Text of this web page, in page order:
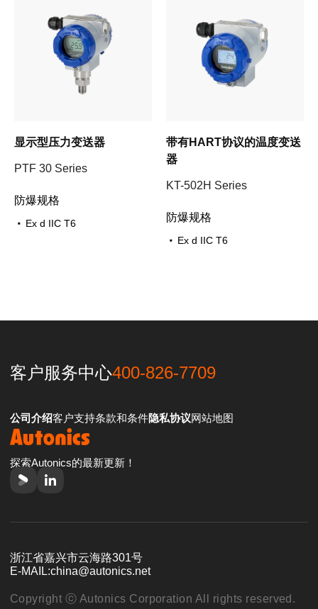
显示型压力变送器
PTF 30 Series
防爆规格
Ex d IIC T6
带有HART协议的温度变送
器
KT-502H Series
防爆规格
Ex d IIC T6
客户服务中心400-826-7709
公司介绍客户支持条款和条件隐私协议网站地图
探索Autonics的最新更新！
浙江省嘉兴市云海路301号
E-MAIL:china@autonics.net
Copyright ⓒ Autonics Corporation All rights reserved.